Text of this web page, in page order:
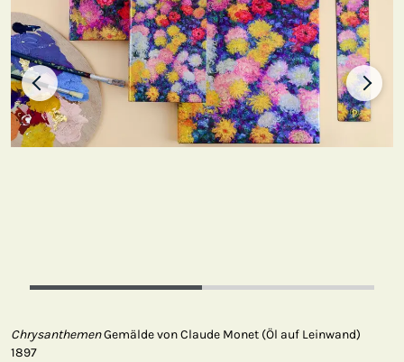
ChrysanthemenGemälde von Claude Monet (Öl auf Leinwand)
1897